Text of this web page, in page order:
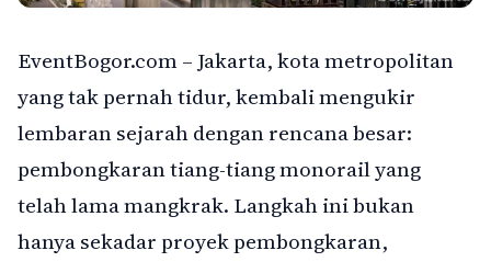
EventBogor.com – Jakarta, kota metropolitan
yang tak pernah tidur, kembali mengukir
lembaran sejarah dengan rencana besar:
pembongkaran tiang-tiang monorail yang
telah lama mangkrak. Langkah ini bukan
hanya sekadar proyek pembongkaran,